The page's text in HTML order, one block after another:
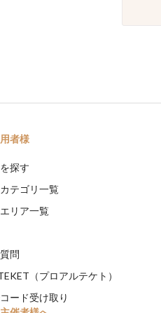
者様
探す
テゴリ一覧
リア一覧
問
（プロアルテケト）
ード受け取り